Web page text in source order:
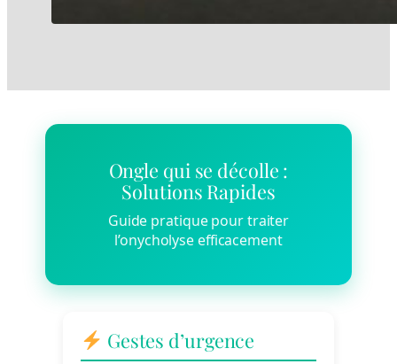
Ongle qui se décolle :
Solutions Rapides
Guide pratique pour traiter
l’onycholyse efficacement
Gestes d’urgence